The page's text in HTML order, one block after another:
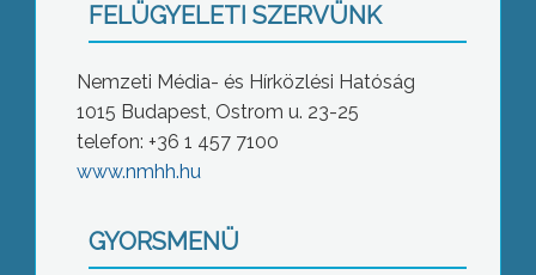
FELÜGYELETI SZERVÜNK
Nemzeti Média- és Hírközlési Hatóság
1015 Budapest, Ostrom u. 23-25
telefon: +36 1 457 7100
www.nmhh.hu
GYORSMENÜ